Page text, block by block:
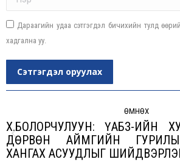
Дараагийн удаа сэтгэгдэл бичихийн тулд
хадгална уу.
Сэтгэгдэл оруулах
ӨМНӨХ
Previous
post:
Х.БОЛОРЧУЛУУН: ҮАБЗ-ИЙН
ДӨРВӨН АЙМГИЙН
ХАНГАХ АСУУДЛЫГ